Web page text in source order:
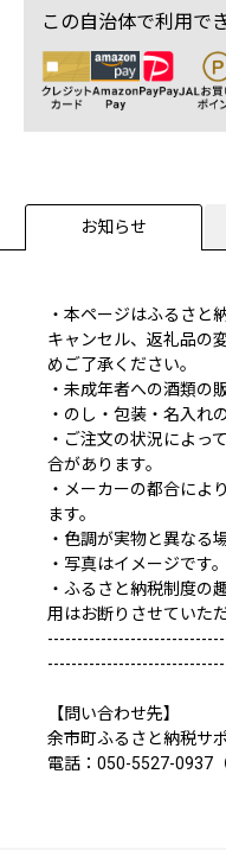
この自治体で利用で
お知らせ
・本ページはふるさと
キャンセル、返礼品の
めご了承ください。
・未成年者への酒類の
・のし・包装・名入れ
・ご注文の状況によっ
合があります。
・メーカーの都合によ
ます。
・色調が実物と異なる
・写真はイメージです
・ふるさと納税制度の
用はお断りさせていた
【問い合わせ先】
余市町ふるさと納税サ
電話：050-5527-0937